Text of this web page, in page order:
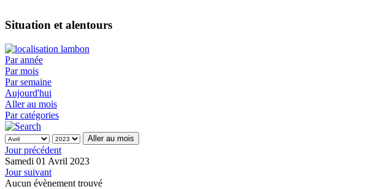
Situation et alentours
Par année
Par mois
Par semaine
Aujourd'hui
Aller au mois
Par catégories
Aller au mois
Jour précédent
Samedi 01 Avril 2023
Jour suivant
Aucun évènement trouvé